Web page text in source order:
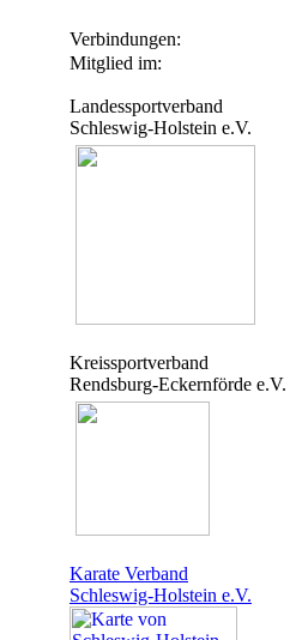
Verbindungen:
Mitglied im:
Landessportverband
Schleswig-Holstein e.V.
Kreissportverband
Rendsburg-Eckernförde e.V.
Karate Verband
Schleswig-Holstein e.V.